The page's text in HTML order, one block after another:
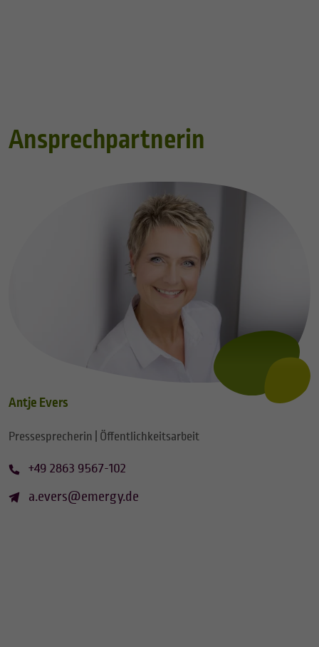
Ansprechpartnerin
Antje Evers
Pressesprecherin | Öffentlichkeitsarbeit
+49 2863 9567-102
a.evers@emergy.de